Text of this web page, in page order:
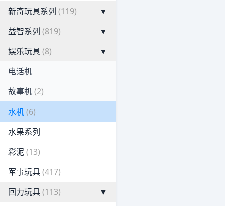
新奇玩具系列 (119)
▼
益智系列 (819)
▼
娱乐玩具(8)
▼
电话机
故事机(2)
水机(6)
水果系列
彩泥(13)
军事玩具(417)
回力玩具(113)
▼